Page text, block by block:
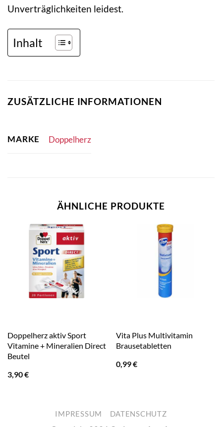
Unverträglichkeiten leidest.
Inhalt
ZUSÄTZLICHE INFORMATIONEN
MARKE Doppelherz
ÄHNLICHE PRODUKTE
Doppelherz aktiv Sport
Vitamine + Mineralien Direct
Beutel
3,90€
Vita Plus Multivitamin
Brausetabletten
0,99€
IMPRESSUM DATENSCHUTZ